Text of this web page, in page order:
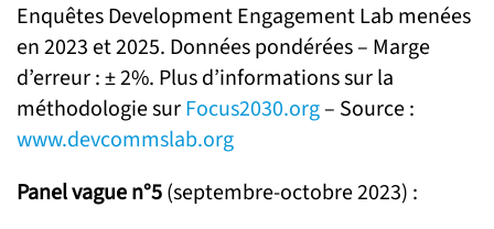
Enquêtes Development Engagement Lab menées
en 2023 et 2025. Données pondérées – Marge
d’erreur : ± 2%. Plus d’informations sur la
méthodologie surFocus2030.org– Source :
www.devcommslab.org
Panel vague n°5(septembre-octobre 2023) :